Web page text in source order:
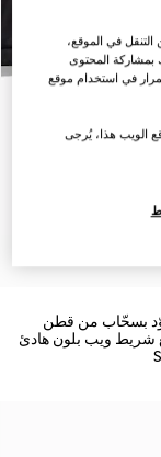
بسحّاب من قطن
ويب بلون هادئ
التنقل في الموقع،
بمشاركة المحتوى
في استخدام موقع
الويب هذا، يُرجى